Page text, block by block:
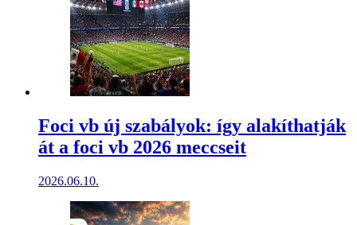
Foci vb új szabályok: így alakíthatják
át a foci vb 2026 meccseit
2026.06.10.